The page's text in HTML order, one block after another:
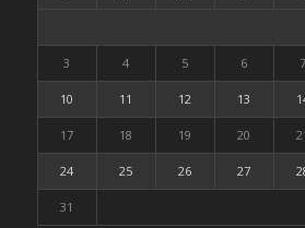
3 4 5 6 7
10 11 12 13
17 18 19 20
24 25 26 27
31